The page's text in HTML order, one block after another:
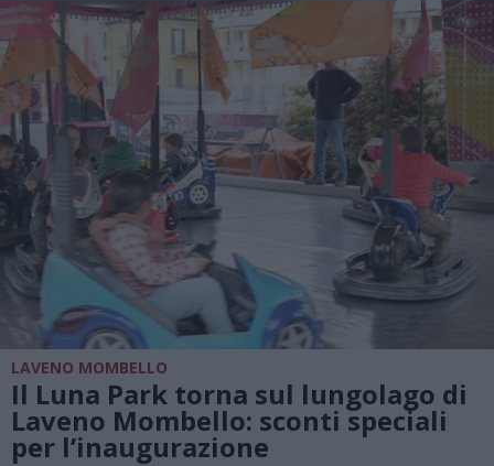
LAVENO MOMBELLO
Il Luna Park torna sul lungolago di
Laveno Mombello: sconti speciali
per l’inaugurazione